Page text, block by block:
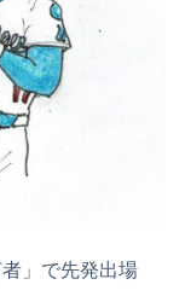
」で先発出場